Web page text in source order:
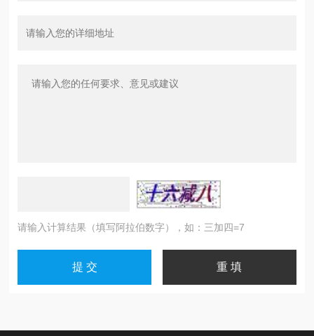
请输入计算结果（填写阿拉伯数字），如：三加四=7